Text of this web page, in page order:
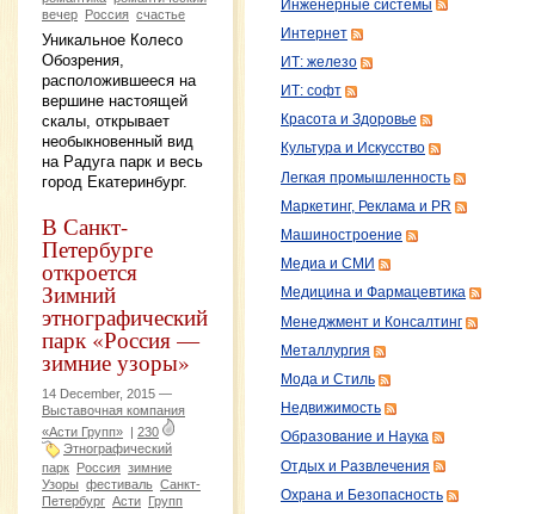
вечер Россия счастье
Уникальное Колесо
Обозрения,
расположившееся на
вершине настоящей
скалы, открывает
необыкновенный вид
на Радуга парк и весь
город Екатеринбург.
В Санкт-
Петербурге
откроется
Зимний
этнографический
парк «Россия —
зимние узоры»
14 December, 2015 —
Выставочная компания
«Асти Групп» | 230
Этнографический
парк Россия зимние
Узоры фестиваль Санкт-
Петербург Асти Групп
Инженерные системы
Интернет
ИТ: железо
ИТ: софт
Красота и Здоровье
Культура и Искусство
Легкая промышленность
Маркетинг, Реклама и PR
Машиностроение
Медиа и СМИ
Медицина и Фармацевтика
Менеджмент и Консалтинг
Металлургия
Мода и Стиль
Недвижимость
Образование и Наука
Отдых и Развлечения
Охрана и Безопасность